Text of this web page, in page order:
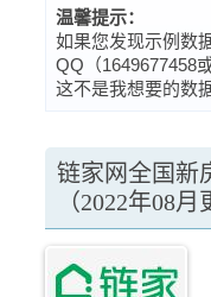
温馨提示：
如果您发现示例数
QQ（1649677458
这不是我想要的数据
链家网全国新
（2022年08月